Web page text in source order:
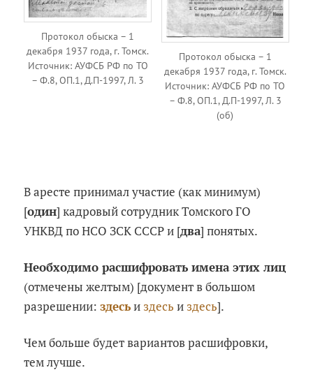
Протокол обыска – 1
декабря 1937 года, г. Томск.
Источник: АУФСБ РФ по ТО
– Ф.8, ОП.1, Д.П-1997, Л. 3
Протокол обыска – 1
декабря 1937 года, г. Томск.
Источник: АУФСБ РФ по ТО
– Ф.8, ОП.1, Д.П-1997, Л. 3
(об)
В аресте принимал участие (как минимум)
[один] кадровый сотрудник Томского ГО
УНКВД по НСО ЗСК СССР и [два] понятых.
Необходимо расшифровать имена этих лиц
(отмечены желтым) [документ в большом
разрешении:здесьи здесь и здесь].
Чем больше будет вариантов расшифровки,
тем лучше.